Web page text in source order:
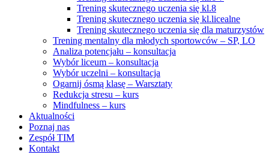
Trening skutecznego uczenia się kl.8
Trening skutecznego uczenia się kl.licealne
Trening skutecznego uczenia się dla maturzystów
Trening mentalny dla młodych sportowców – SP, LO
Analiza potencjału – konsultacja
Wybór liceum – konsultacja
Wybór uczelni – konsultacja
Ogarnij ósmą klasę – Warsztaty
Redukcja stresu – kurs
Mindfulness – kurs
Aktualności
Poznaj nas
Zespół TIM
Kontakt